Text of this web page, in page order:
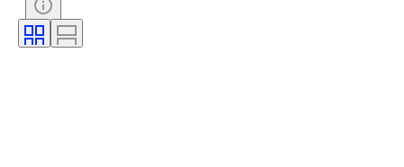
Κατάσταση (Μηχανικά)
Κατάσταση (Πλαίσιο και κάτω από το σώμα)